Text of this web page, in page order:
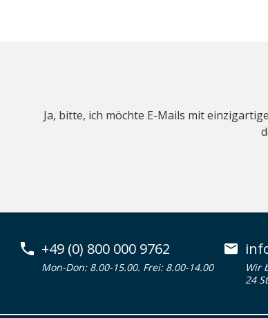
Ja, bitte, ich möchte E-Mails mit
+49 (0) 800 000 9762
Mon-Don: 8.00-15.00. Frei: 8.00-14.00
Wir
24